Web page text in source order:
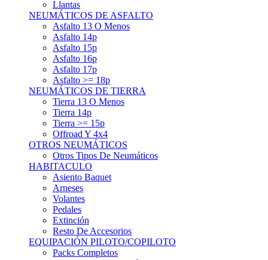
Llantas
NEUMÁTICOS DE ASFALTO
Asfalto 13 O Menos
Asfalto 14p
Asfalto 15p
Asfalto 16p
Asfalto 17p
Asfalto >= 18p
NEUMÁTICOS DE TIERRA
Tierra 13 O Menos
Tierra 14p
Tierra >= 15p
Offroad Y 4x4
OTROS NEUMÁTICOS
Otros Tipos De Neumáticos
HABITACULO
Asiento Baquet
Arneses
Volantes
Pedales
Extinción
Resto De Accesorios
EQUIPACIÓN PILOTO/COPILOTO
Packs Completos